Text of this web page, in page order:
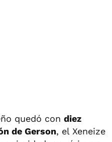
quedó con diez
de Gerson, el Xeneize